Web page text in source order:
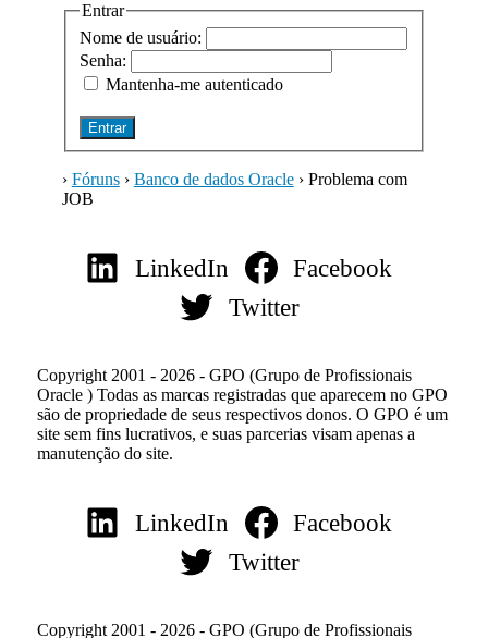
Entrar
Nome de usuário:
Senha:
Mantenha-me autenticado
Entrar
› Fóruns › Banco de dados Oracle › Problema com
JOB
LinkedIn
Facebook
Twitter
Copyright 2001 - 2026 - GPO (Grupo de Profissionais
Oracle ) Todas as marcas registradas que aparecem no GPO
são de propriedade de seus respectivos donos. O GPO é um
site sem fins lucrativos, e suas parcerias visam apenas a
manutenção do site.
LinkedIn
Facebook
Twitter
Copyright 2001 - 2026 - GPO (Grupo de Profissionais